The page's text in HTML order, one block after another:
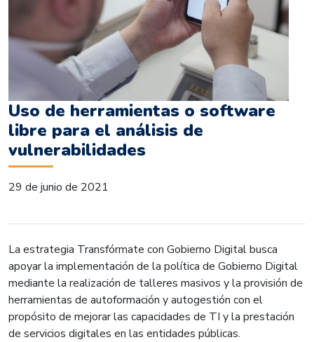
Uso de herramientas o software
libre para el análisis de
vulnerabilidades
29 de junio de 2021
La estrategia Transfórmate con Gobierno Digital busca
apoyar la implementación de la política de Gobierno Digital
mediante la realización de talleres masivos y la provisión de
herramientas de autoformación y autogestión con el
propósito de mejorar las capacidades de TI y la prestación
de servicios digitales en las entidades públicas.